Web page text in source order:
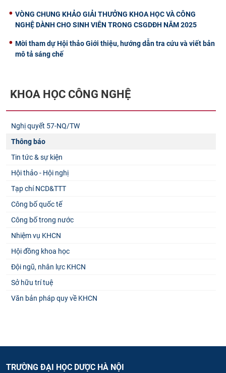
VÒNG CHUNG KHẢO GIẢI THƯỞNG KHOA HỌC VÀ CÔNG
NGHỆ DÀNH CHO SINH VIÊN TRONG CSGDĐH NĂM 2025
Mời tham dự Hội thảo Giới thiệu, hướng dẫn tra cứu và viết bản
mô tả sáng chế
KHOA HỌC CÔNG NGHỆ
Nghị quyết 57-NQ/TW
Thông báo
Tin tức & sự kiện
Hội thảo - Hội nghị
Tạp chí NCD&TTT
Công bố quốc tế
Công bố trong nước
Nhiệm vụ KHCN
Hội đồng khoa học
Đội ngũ, nhân lực KHCN
Sở hữu trí tuệ
Văn bản pháp quy về KHCN
TRƯỜNG ĐẠI HỌC DƯỢC HÀ NỘI